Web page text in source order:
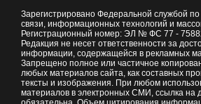
Зарегистрировано Федеральной службой
связи, информационных технологий и
Регистрационный номер: ЭЛ № ФС 77 -
Редакция не несет ответственности за
информации, содержащейся в рекламных
Запрещено полное или частичное
любых материалов сайта, как составных
тексты и изображения. При любом
материалов в электронных СМИ, ссылка на